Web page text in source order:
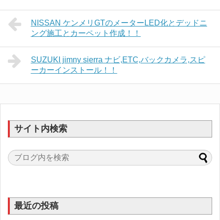
NISSAN ケンメリGTのメーターLED化とデッドニ
ング施工とカーペット作成！！
SUZUKI jimny sierra ナビ,ETC,バックカメラ,スピ
ーカーインストール！！
サイト内検索
最近の投稿